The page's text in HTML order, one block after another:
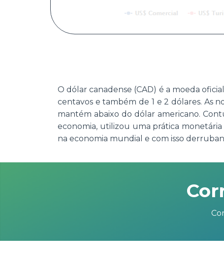
O dólar canadense (CAD) é a moeda
centavos e também de 1 e 2 dólares. As
mantém abaixo do dólar americano.
economia, utilizou uma prática
na economia mundial e com isso